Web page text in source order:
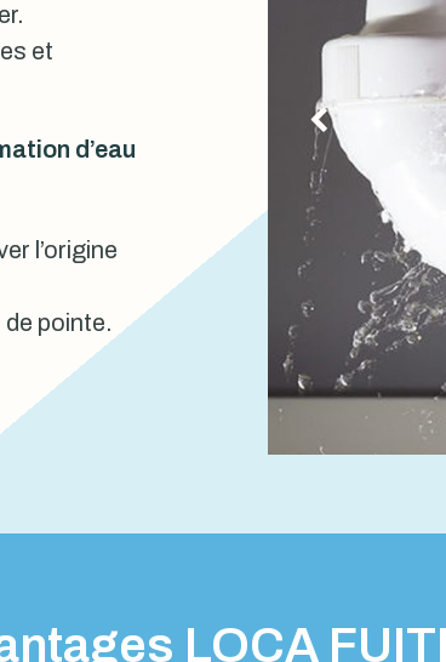
et
d’eau
l’origine
pointe.
LOCA